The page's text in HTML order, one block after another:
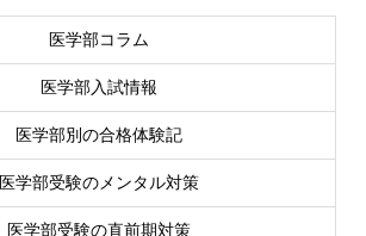
医学部コラム
医学部入試情報
医学部別の合格体験記
医学部受験のメンタル対策
医学部受験の直前期対策